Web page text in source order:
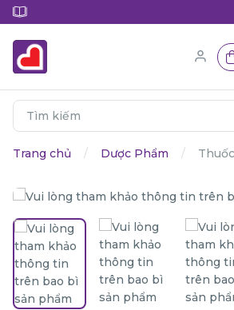
Trang chủ Dược Phẩm